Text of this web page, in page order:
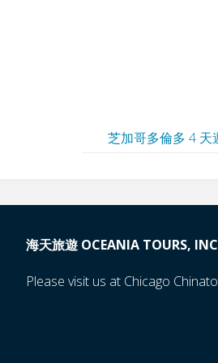
芝加哥多倫多 4 天
海天旅遊 OCEANIA TOURS,
Please visit us at Chicago